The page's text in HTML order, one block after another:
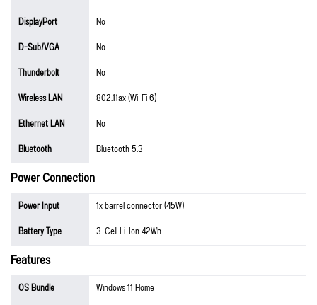
DisplayPort
No
D-Sub/VGA
No
Thunderbolt
No
Wireless LAN
802.11ax (Wi-Fi 6)
Ethernet LAN
No
Bluetooth
Bluetooth 5.3
Power Connection
Power Input
1x barrel connector (45W)
Battery Type
3-Cell Li-Ion 42Wh
Features
OS Bundle
Windows 11 Home